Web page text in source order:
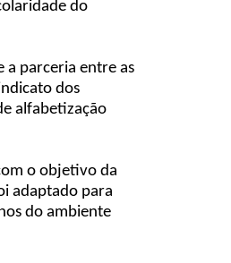
do
a parceria entre as
dos
alfabetização
o objetivo da
adaptado para
do ambiente